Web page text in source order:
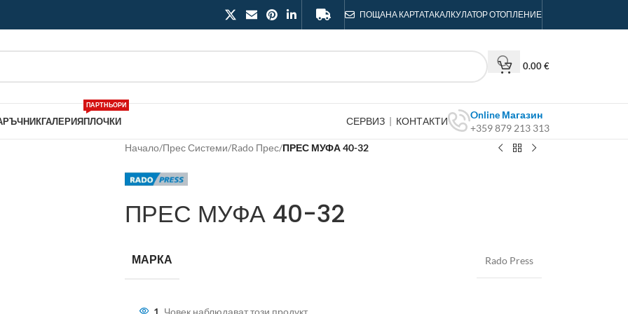
ПОЩАНА КАРТАТАКАЛКУЛАТОР ОТОПЛЕНИЕ
0.00€
ГАЛЕРИЯПЛОЧКИ
ПАРТНЬОРИ
СЕРВИЗ | КОНТАКТИ
Online Магазин
+359 879 213 313
Начало/Прес Системи/Rado Прес/ПРЕС МУФА 40-32
ПРЕС МУФА 40-32
МАРКА Rado Press
1 Човек наблюдават този продукт